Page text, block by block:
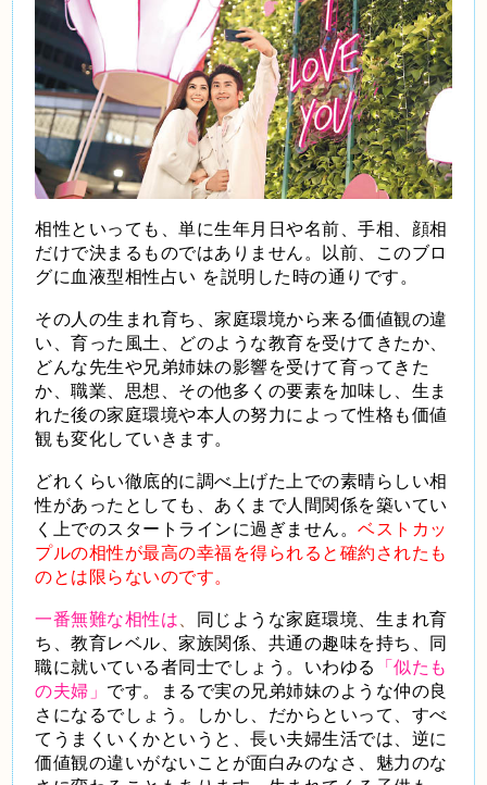
相性といっても、単に生年月日や名前、手相、顔相
だけで決まるものではありません。以前、このブロ
グに血液型相性占い を説明した時の通りです。
その人の生まれ育ち、家庭環境から来る価値観の違
い、育った風土、どのような教育を受けてきたか、
どんな先生や兄弟姉妹の影響を受けて育ってきた
か、職業、思想、その他多くの要素を加味し、生ま
れた後の家庭環境や本人の努力によって性格も価値
観も変化していきます。
どれくらい徹底的に調べ上げた上での素晴らしい相
性があったとしても、あくまで人間関係を築いてい
く上でのスタートラインに過ぎません。ベストカッ
プルの相性が最高の幸福を得られると確約されたも
のとは限らないのです。
一番無難な相性は、 同じような家庭環境、生まれ育
ち、教育レベル、家族関係、共通の趣味を持ち、同
職に就いている者同士でしょう。いわゆる 「似たも
の夫婦」 です。まるで実の兄弟姉妹のような仲の良
さになるでしょう。しかし、だからといって、すべ
てうまくいくかというと、長い夫婦生活では、逆に
価値観の違いがないことが面白みのなさ、魅力のな